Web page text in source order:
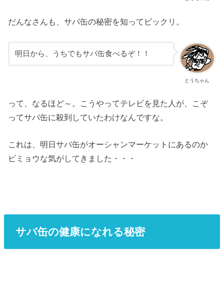
だんなさんも、サバ缶の秘密を知ってビックリ。
とうちゃん
明日から、うちでもサバ缶食べるぞ！！
って、なるほど～。こうやってテレビを見た人が、こぞ
ってサバ缶に殺到していたわけなんですな。
これは、明日サバ缶がオーシャンマーケットにあるのか
ビミョウな気がしてきました・・・
サバ缶の健康になれる秘密